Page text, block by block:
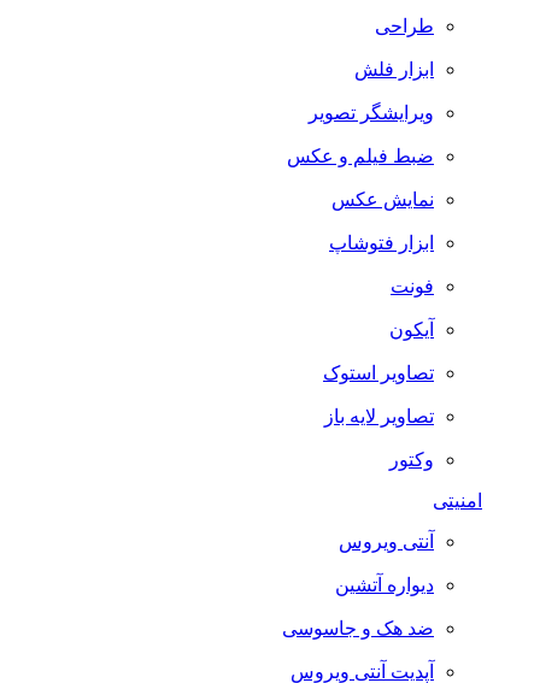
طراحی
ابزار فلش
ویرایشگر تصویر
ضبط فيلم و عكس
نمایش عکس
ابزار فتوشاپ
فونت
آیکون
تصاویر استوک
تصاویر لایه باز
وکتور
امنیتی
آنتی ویروس
دیواره آتشین
ضد هک و جاسوسی
آپدیت آنتی ویروس